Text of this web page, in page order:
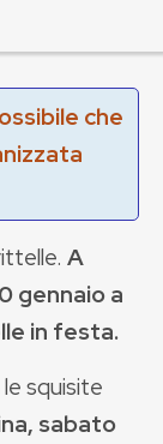
che
A
gennaio a
in festa.
squisite
sabato